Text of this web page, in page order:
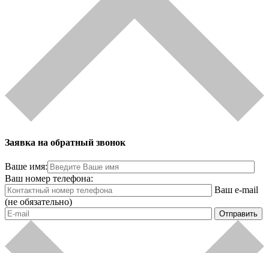
Заявка на обратный звонок
Ваше имя:
Ваш номер телефона:
Ваш e-mail
(не обязательно)